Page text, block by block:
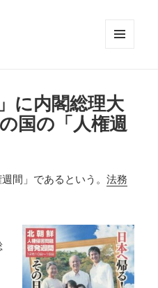
ット
に内閣総理大
国の「人権週
間」であるという。法務